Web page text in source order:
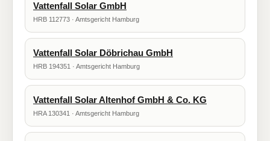
Vattenfall Solar GmbH
HRB 112773 · Amtsgericht Hamburg
Vattenfall Solar Döbrichau GmbH
HRB 194351 · Amtsgericht Hamburg
Vattenfall Solar Altenhof GmbH & Co. KG
HRA 130341 · Amtsgericht Hamburg